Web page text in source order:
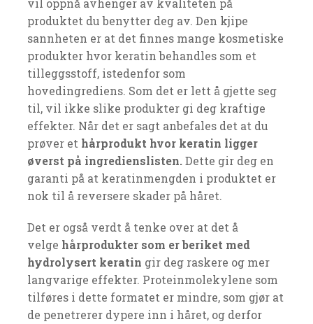
vil oppnå avhenger av kvaliteten på
produktet du benytter deg av. Den kjipe
sannheten er at det finnes mange kosmetiske
produkter hvor keratin behandles som et
tilleggsstoff, istedenfor som
hovedingrediens. Som det er lett å gjette seg
til, vil ikke slike produkter gi deg kraftige
effekter. Når det er sagt anbefales det at du
prøver et hårprodukt hvor keratin ligger
øverst på ingredienslisten.Dette gir deg en
garanti på at keratinmengden i produktet er
nok til å reversere skader på håret.
Det er også verdt å tenke over at det å
velge hårprodukter som er beriket med
hydrolysert keratin gir deg raskere og mer
langvarige effekter. Proteinmolekylene som
tilføres i dette formatet er mindre, som gjør at
de penetrerer dypere inn i håret, og derfor